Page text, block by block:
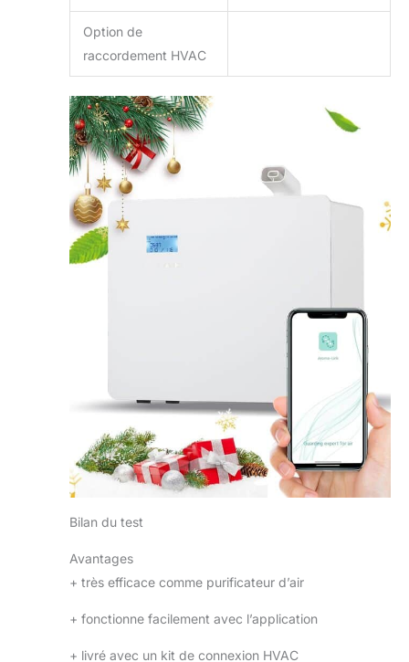
Option de
raccordement HVAC
Bilan du test
Avantages
+ très efficace comme purificateur d’air
+ fonctionne facilement avec l’application
+ livré avec un kit de connexion HVAC